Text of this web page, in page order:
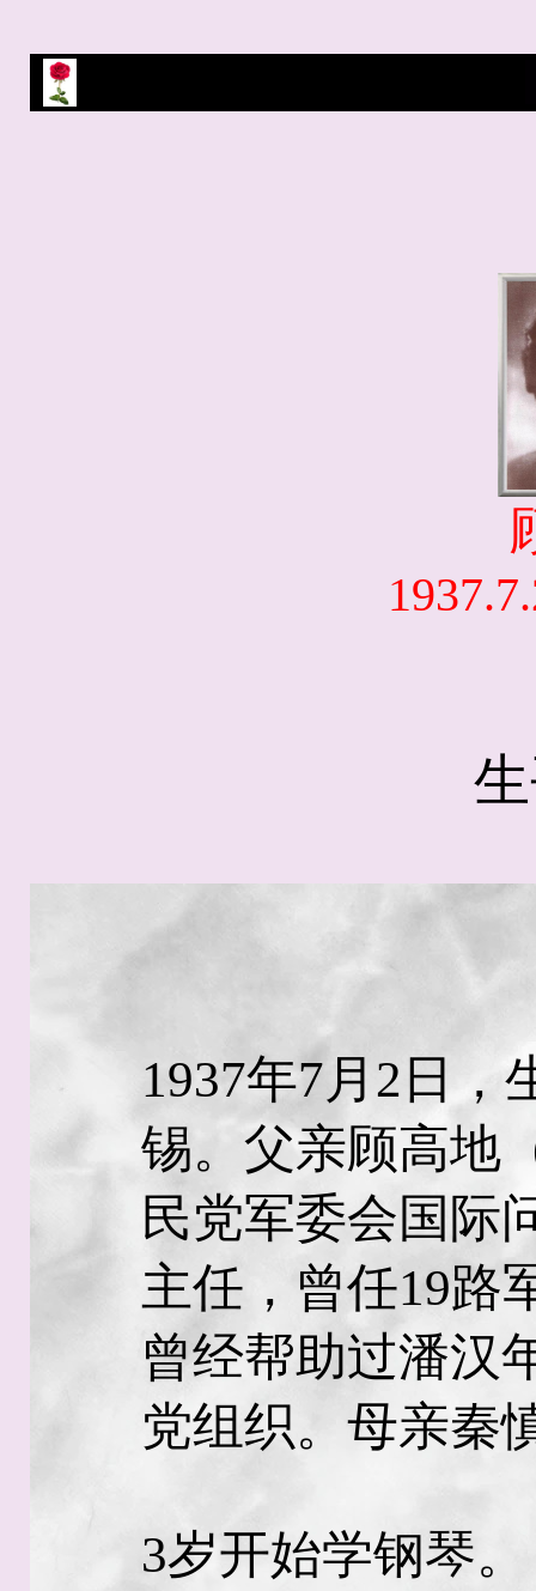
1937年7月2日，
锡。父亲顾高地
民党军委会国际
主任，曾任19路
曾经帮助过潘汉
党组织。母亲秦
3岁开始学钢琴。